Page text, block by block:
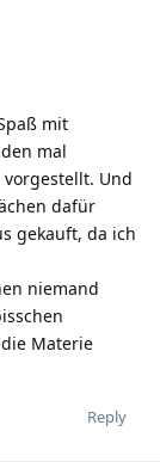
mit
mal
vorgestellt. Und
dafür
gekauft, da ich
niemand
Materie
Reply